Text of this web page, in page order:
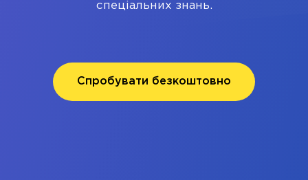
спеціальних знань.
Спробувати безкоштовно